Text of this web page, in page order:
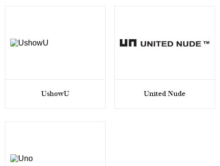
UshowU United Nude